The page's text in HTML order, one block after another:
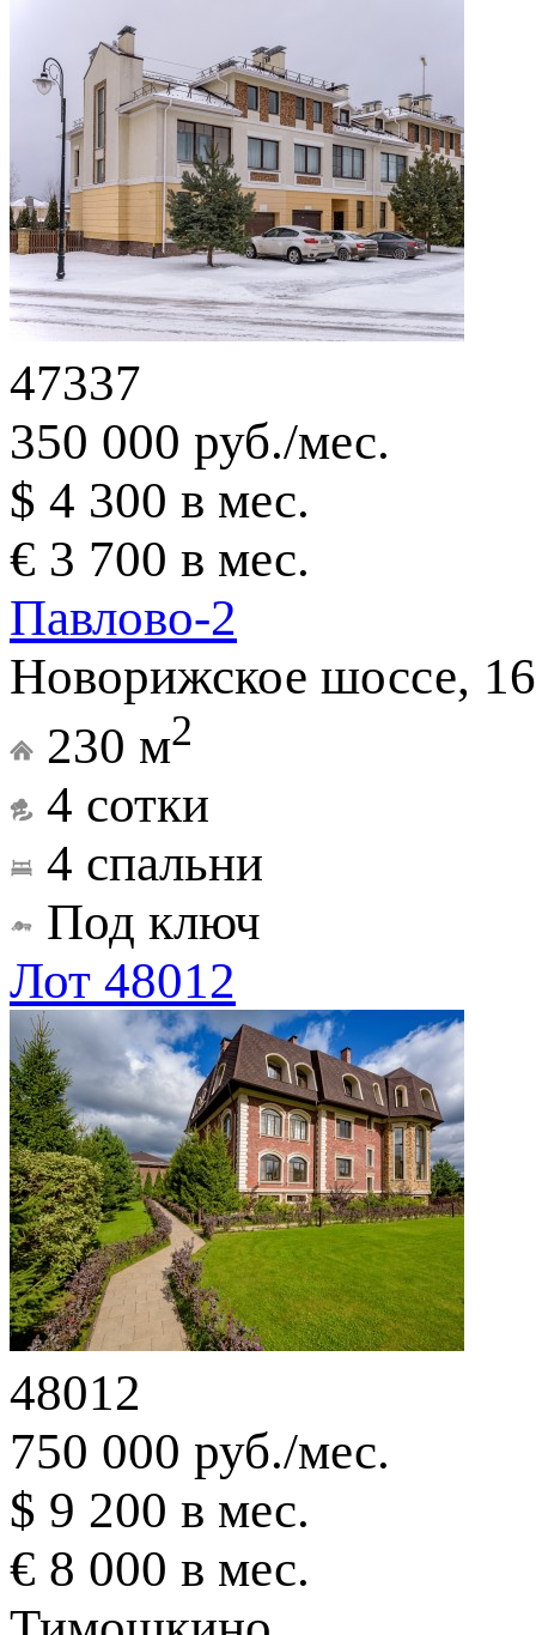
47337
350 000 руб./мес.
$ 4 300 в мес.
€ 3 700 в мес.
Павлово-2
Новорижское шоссе,
230 м2
4 сотки
4 спальни
Под ключ
Лот 48012
48012
750 000 руб./мес.
$ 9 200 в мес.
€ 8 000 в мес.